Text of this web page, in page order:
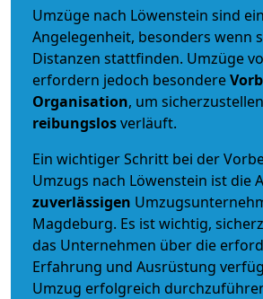
Umzüge nach Löwenstein sind
Angelegenheit, besonders wenn
Distanzen stattfinden. Umzüge
erfordern jedoch besondere
Organisation, um
reibungslosverläuft.
Ein wichtiger Schritt bei der
Umzugs nach Löwenstein ist die
zuverlässigen
Magdeburg. Es ist wichtig,
das Unternehmen über die
Erfahrung und Ausrüstung
Umzug erfolgreich